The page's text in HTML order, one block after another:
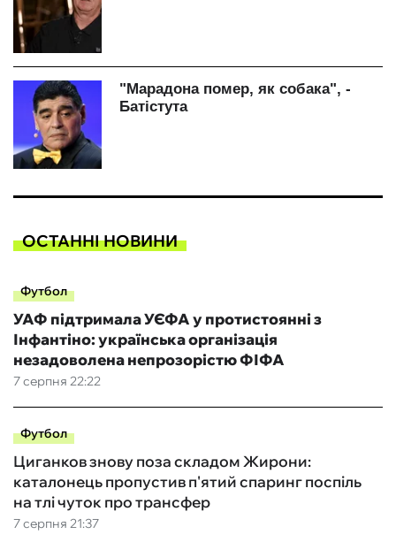
ОСТАННІ НОВИНИ
Футбол
7 серпня 22:22
УАФ підтримала УЄФА у протистоянні з
Інфантіно: українська організація
незадоволена непрозорістю ФІФА
Футбол
7 серпня 21:37
Циганков знову поза складом Жирони:
каталонець пропустив п'ятий спаринг поспіль
на тлі чуток про трансфер